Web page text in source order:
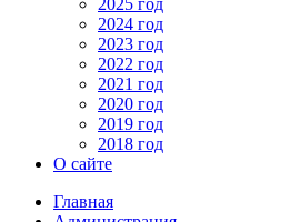
2025 год
2024 год
2023 год
2022 год
2021 год
2020 год
2019 год
2018 год
О сайте
Главная